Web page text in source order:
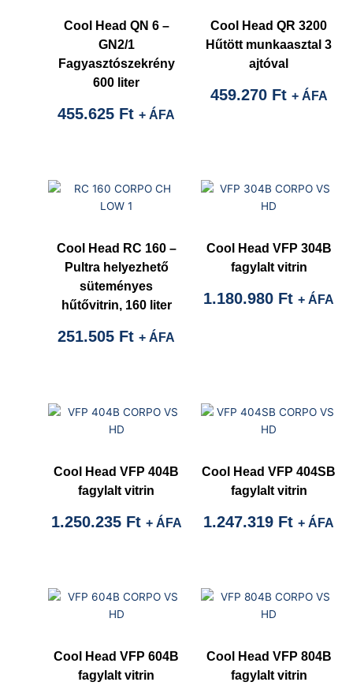
Cool Head QN 6 –
GN2/1
Fagyasztószekrény
600 liter
455.625 Ft + ÁFA
Cool Head QR 3200
Hűtött munkaasztal 3
ajtóval
459.270 Ft + ÁFA
Cool Head RC 160 –
Pultra helyezhető
süteményes
hűtővitrin, 160 liter
251.505 Ft + ÁFA
Cool Head VFP 304B
fagylalt vitrin
1.180.980 Ft + ÁFA
Cool Head VFP 404B
fagylalt vitrin
1.250.235 Ft + ÁFA
Cool Head VFP 404SB
fagylalt vitrin
1.247.319 Ft + ÁFA
Cool Head VFP 604B
fagylalt vitrin
Cool Head VFP 804B
fagylalt vitrin